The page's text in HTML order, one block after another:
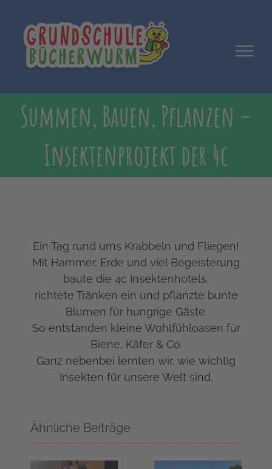
Inhalt
springen
Summen, Bauen, Pflanzen –
Insektenprojekt der 4c
Ein Tag rund ums Krabbeln und Fliegen!
Mit Hammer, Erde und viel Begeisterung
baute die 4c Insektenhotels,
richtete Tränken ein und pflanzte bunte
Blumen für hungrige Gäste.
So entstanden kleine Wohlfühloasen für
Biene, Käfer & Co.
Ganz nebenbei lernten wir, wie wichtig
Insekten für unsere Welt sind.
Ähnliche Beiträge